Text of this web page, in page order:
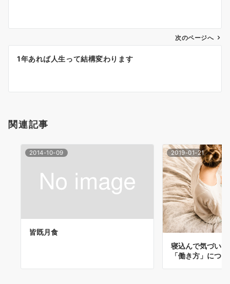
ゲ
シ
ン
次のページへ
1年あれば人生って結構変わります
関連記事
2014-10-09
皆既月食
2019-01-21
寝込んで気づい
「働き方」につ